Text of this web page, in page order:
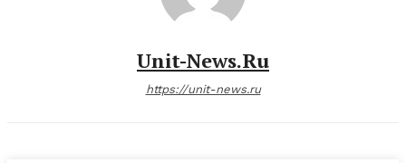
Unit-News.ru
https://unit-news.ru